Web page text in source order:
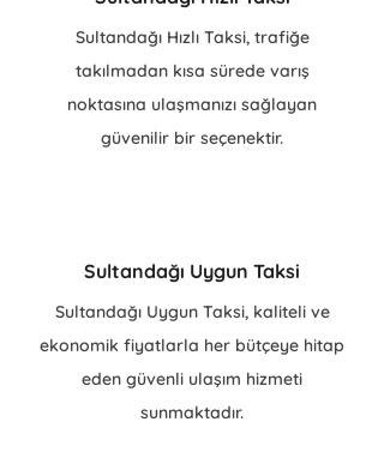
Sultandağı Hızlı Taksi, trafiğe
takılmadan kısa sürede varış
noktasına ulaşmanızı sağlayan
güvenilir bir seçenektir.
Sultandağı Uygun Taksi
Sultandağı Uygun Taksi, kaliteli ve
ekonomik fiyatlarla her bütçeye hitap
eden güvenli ulaşım hizmeti
sunmaktadır.